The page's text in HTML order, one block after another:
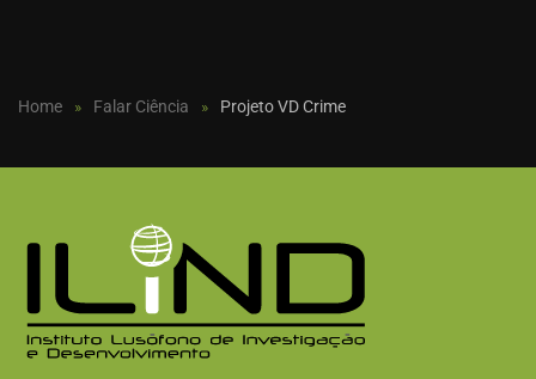
Home Falar Ciência Projeto VD Crime